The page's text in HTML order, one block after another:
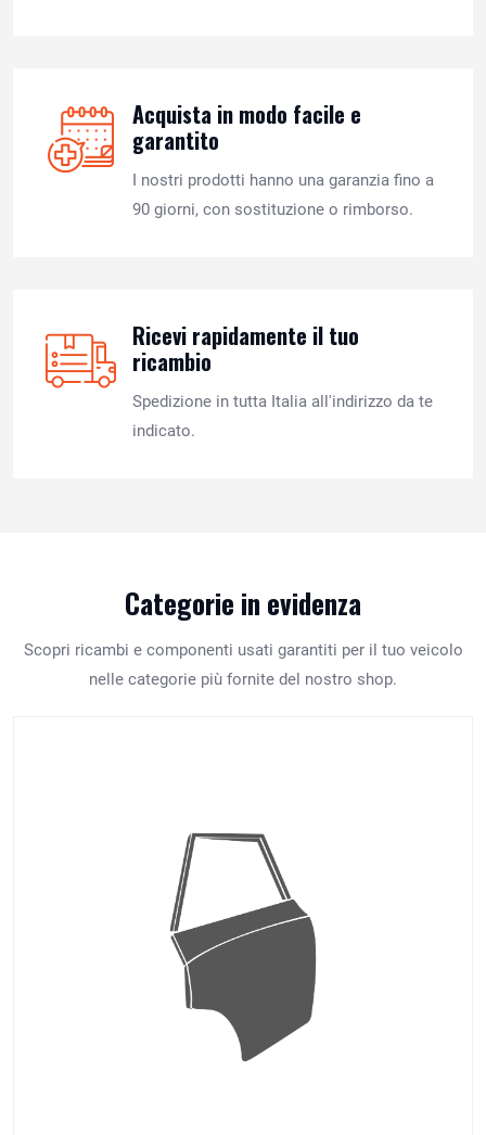
Acquista in modo facile e
garantito
I nostri prodotti hanno una garanzia fino a
90 giorni, con sostituzione o rimborso.
Ricevi rapidamente il tuo
ricambio
Spedizione in tutta Italia all'indirizzo da te
indicato.
Categorie in evidenza
Scopri ricambi e componenti usati garantiti per il tuo veicolo
nelle categorie più fornite del nostro shop.